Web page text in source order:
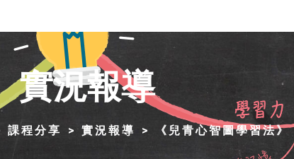
實況報導
課程分享 實況報導 《兒青心智圖學習法》